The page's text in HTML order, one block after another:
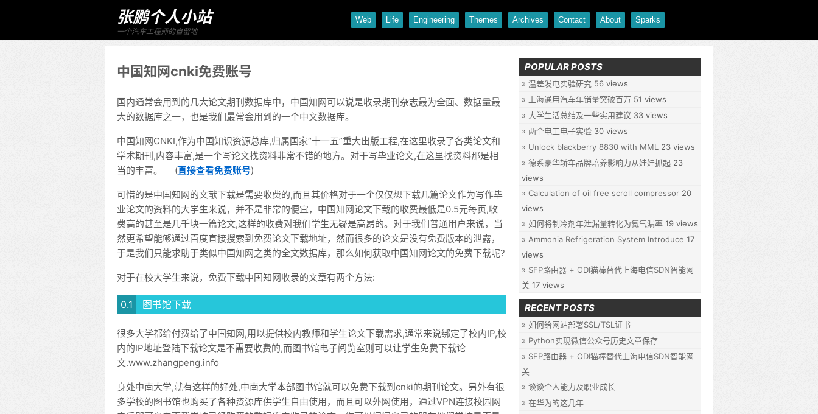
张鹏个人小站
一个汽车工程师的自留地
Web Life Engineering Themes Archives Contact About Sparks
中国知网cnki免费账号
国内通常会用到的几大论文期刊数据库中，中国知网可以说是收录期刊杂志最为全面、数据量最
大的数据库之一，也是我们最常会用到的一个中文数据库。
中国知网CNKI,作为中国知识资源总库,归属国家“十一五”重大出版工程,在这里收录了各类论文和
学术期刊,内容丰富,是一个写论文找资料非常不错的地方。对于写毕业论文,在这里找资料那是相
当的丰富。 (直接查看免费账号)
可惜的是中国知网的文献下载是需要收费的,而且其价格对于一个仅仅想下载几篇论文作为写作毕
业论文的资料的大学生来说，并不是非常的便宜，中国知网论文下载的收费最低是0.5元每页,收
费高的甚至是几千块一篇论文,这样的收费对我们学生无疑是高昂的。对于我们普通用户来说，当
然更希望能够通过百度直接搜索到免费论文下载地址，然而很多的论文是没有免费版本的泄露，
于是我们只能求助于类似中国知网之类的全文数据库，那么如何获取中国知网论文的免费下载呢?
对于在校大学生来说，免费下载中国知网收录的文章有两个方法:
图书馆下载
很多大学都给付费给了中国知网,用以提供校内教师和学生论文下载需求,通常来说绑定了校内IP,校
内的IP地址登陆下载论文是不需要收费的,而图书馆电子阅览室则可以让学生免费下载论
文.www.zhangpeng.info
身处中南大学,就有这样的好处,中南大学本部图书馆就可以免费下载到cnki的期刊论文。另外有很
多学校的图书馆也购买了各种资源库供学生自由使用，而且可以外网使用，通过VPN连接校园网
POPULAR POSTS
温差发电实验研究 56 views
上海通用汽车年销量突破百万 51 views
大学生活总结及一些实用建议 33 views
两个电工电子实验 30 views
Unlock blackberry 8830 with MML 23 views
德系豪华轿车品牌培养影响力从娃娃抓起 23
views
Calculation of oil free scroll compressor 20
views
如何将制冷剂年泄漏量转化为氦气漏率 19 views
Ammonia Refrigeration System Introduce 17
views
SFP路由器 + ODI猫棒替代上海电信SDN智能网
关 17 views
RECENT POSTS
如何给网站部署SSL/TSL证书
Python实现微信公众号历史文章保存
SFP路由器 + ODI猫棒替代上海电信SDN智能网
关
谈谈个人能力及职业成长
在华为的这几年